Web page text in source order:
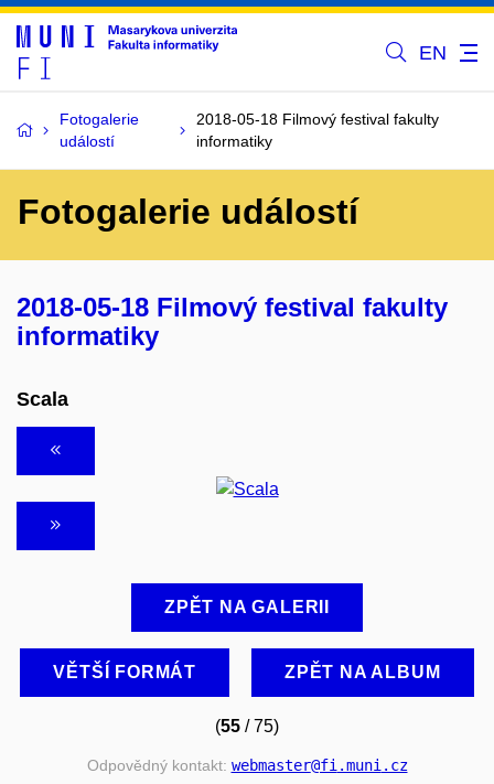
EN
Fotogalerie
událostí
2018-05-18 Filmový festival fakulty
informatiky
Fotogalerie událostí
2018-05-18 Filmový festival fakulty
informatiky
Scala
ZPĚT NA GALERII
VĚTŠÍ FORMÁT ZPĚT NA ALBUM
(55 / 75)
Odpovědný kontakt: webmaster@fi.muni.cz